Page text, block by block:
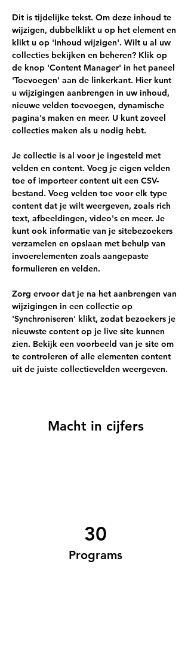
Dit is tijdelijke tekst. Om deze inhoud te
wijzigen, dubbelklikt u op het element en
klikt u op 'Inhoud wijzigen'. Wilt u al uw
collecties bekijken en beheren? Klik op
de knop 'Content Manager' in het paneel
'Toevoegen' aan de linkerkant. Hier kunt
u wijzigingen aanbrengen in uw inhoud,
nieuwe velden toevoegen, dynamische
pagina's maken en meer. U kunt zoveel
collecties maken als u nodig hebt.
Je collectie is al voor je ingesteld met
velden en content. Voeg je eigen velden
toe of importeer content uit een CSV-
bestand. Voeg velden toe voor elk type
content dat je wilt weergeven, zoals rich
text, afbeeldingen, video's en meer. Je
kunt ook informatie van je sitebezoekers
verzamelen en opslaan met behulp van
invoerelementen zoals aangepaste
formulieren en velden.
Zorg ervoor dat je na het aanbrengen van
wijzigingen in een collectie op
'Synchroniseren' klikt, zodat bezoekers je
nieuwste content op je live site kunnen
zien. Bekijk een voorbeeld van je site om
te controleren of alle elementen content
uit de juiste collectievelden weergeven.
Macht in cijfers
30
Programs